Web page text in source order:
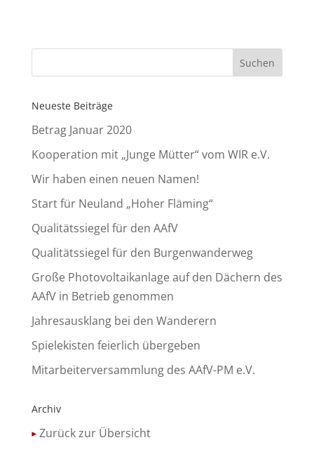
Neueste Beiträge
Betrag Januar 2020
Kooperation mit „Junge Mütter“ vom WIR e.V.
Wir haben einen neuen Namen!
Start für Neuland „Hoher Fläming“
Qualitätssiegel für den AAfV
Qualitätssiegel für den Burgenwanderweg
Große Photovoltaikanlage auf den Dächern des
AAfV in Betrieb genommen
Jahresausklang bei den Wanderern
Spielekisten feierlich übergeben
Mitarbeiterversammlung des AAfV-PM e.V.
Archiv
Zurück zur Übersicht